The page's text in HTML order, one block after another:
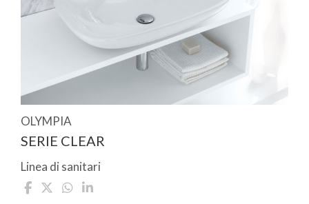
OLYMPIA
SERIE CLEAR
Linea di sanitari